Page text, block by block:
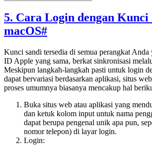
5. Cara Login dengan Kunci
macOS#
Kunci sandi tersedia di semua perangkat Anda
ID Apple yang sama, berkat sinkronisasi
Meskipun langkah-langkah pasti untuk login
dapat bervariasi berdasarkan aplikasi, situs
proses umumnya biasanya mencakup hal
Buka situs web atau aplikasi yang
dan ketuk kolom input untuk nama
dapat berupa pengenal unik apa pun,
nomor telepon) di layar login.
Login: